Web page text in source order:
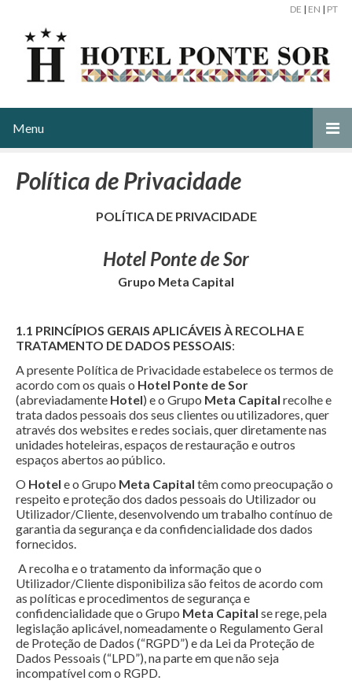
Menu
DE | EN | PT
Política de Privacidade
POLÍTICA DE PRIVACIDADE
Hotel Ponte de Sor
Grupo Meta Capital
1.1 PRINCÍPIOS GERAIS APLICÁVEIS À RECOLHA E
TRATAMENTO DE DADOS PESSOAIS:
A presente Política de Privacidade estabelece os termos de
acordo com os quais o Hotel Ponte de Sor
(abreviadamente Hotel) e o Grupo Meta Capital recolhe e
trata dados pessoais dos seus clientes ou utilizadores, quer
através dos websites e redes sociais, quer diretamente nas
unidades hoteleiras, espaços de restauração e outros
espaços abertos ao público.
O Hotel e o Grupo Meta Capital têm como preocupação o
respeito e proteção dos dados pessoais do Utilizador ou
Utilizador/Cliente, desenvolvendo um trabalho contínuo de
garantia da segurança e da confidencialidade dos dados
fornecidos.
A recolha e o tratamento da informação que o
Utilizador/Cliente disponibiliza são feitos de acordo com
as políticas e procedimentos de segurança e
confidencialidade que o Grupo Meta Capital se rege, pela
legislação aplicável, nomeadamente o Regulamento Geral
de Proteção de Dados (“RGPD”) e da Lei da Proteção de
Dados Pessoais (“LPD”), na parte em que não seja
incompatível com o RGPD.